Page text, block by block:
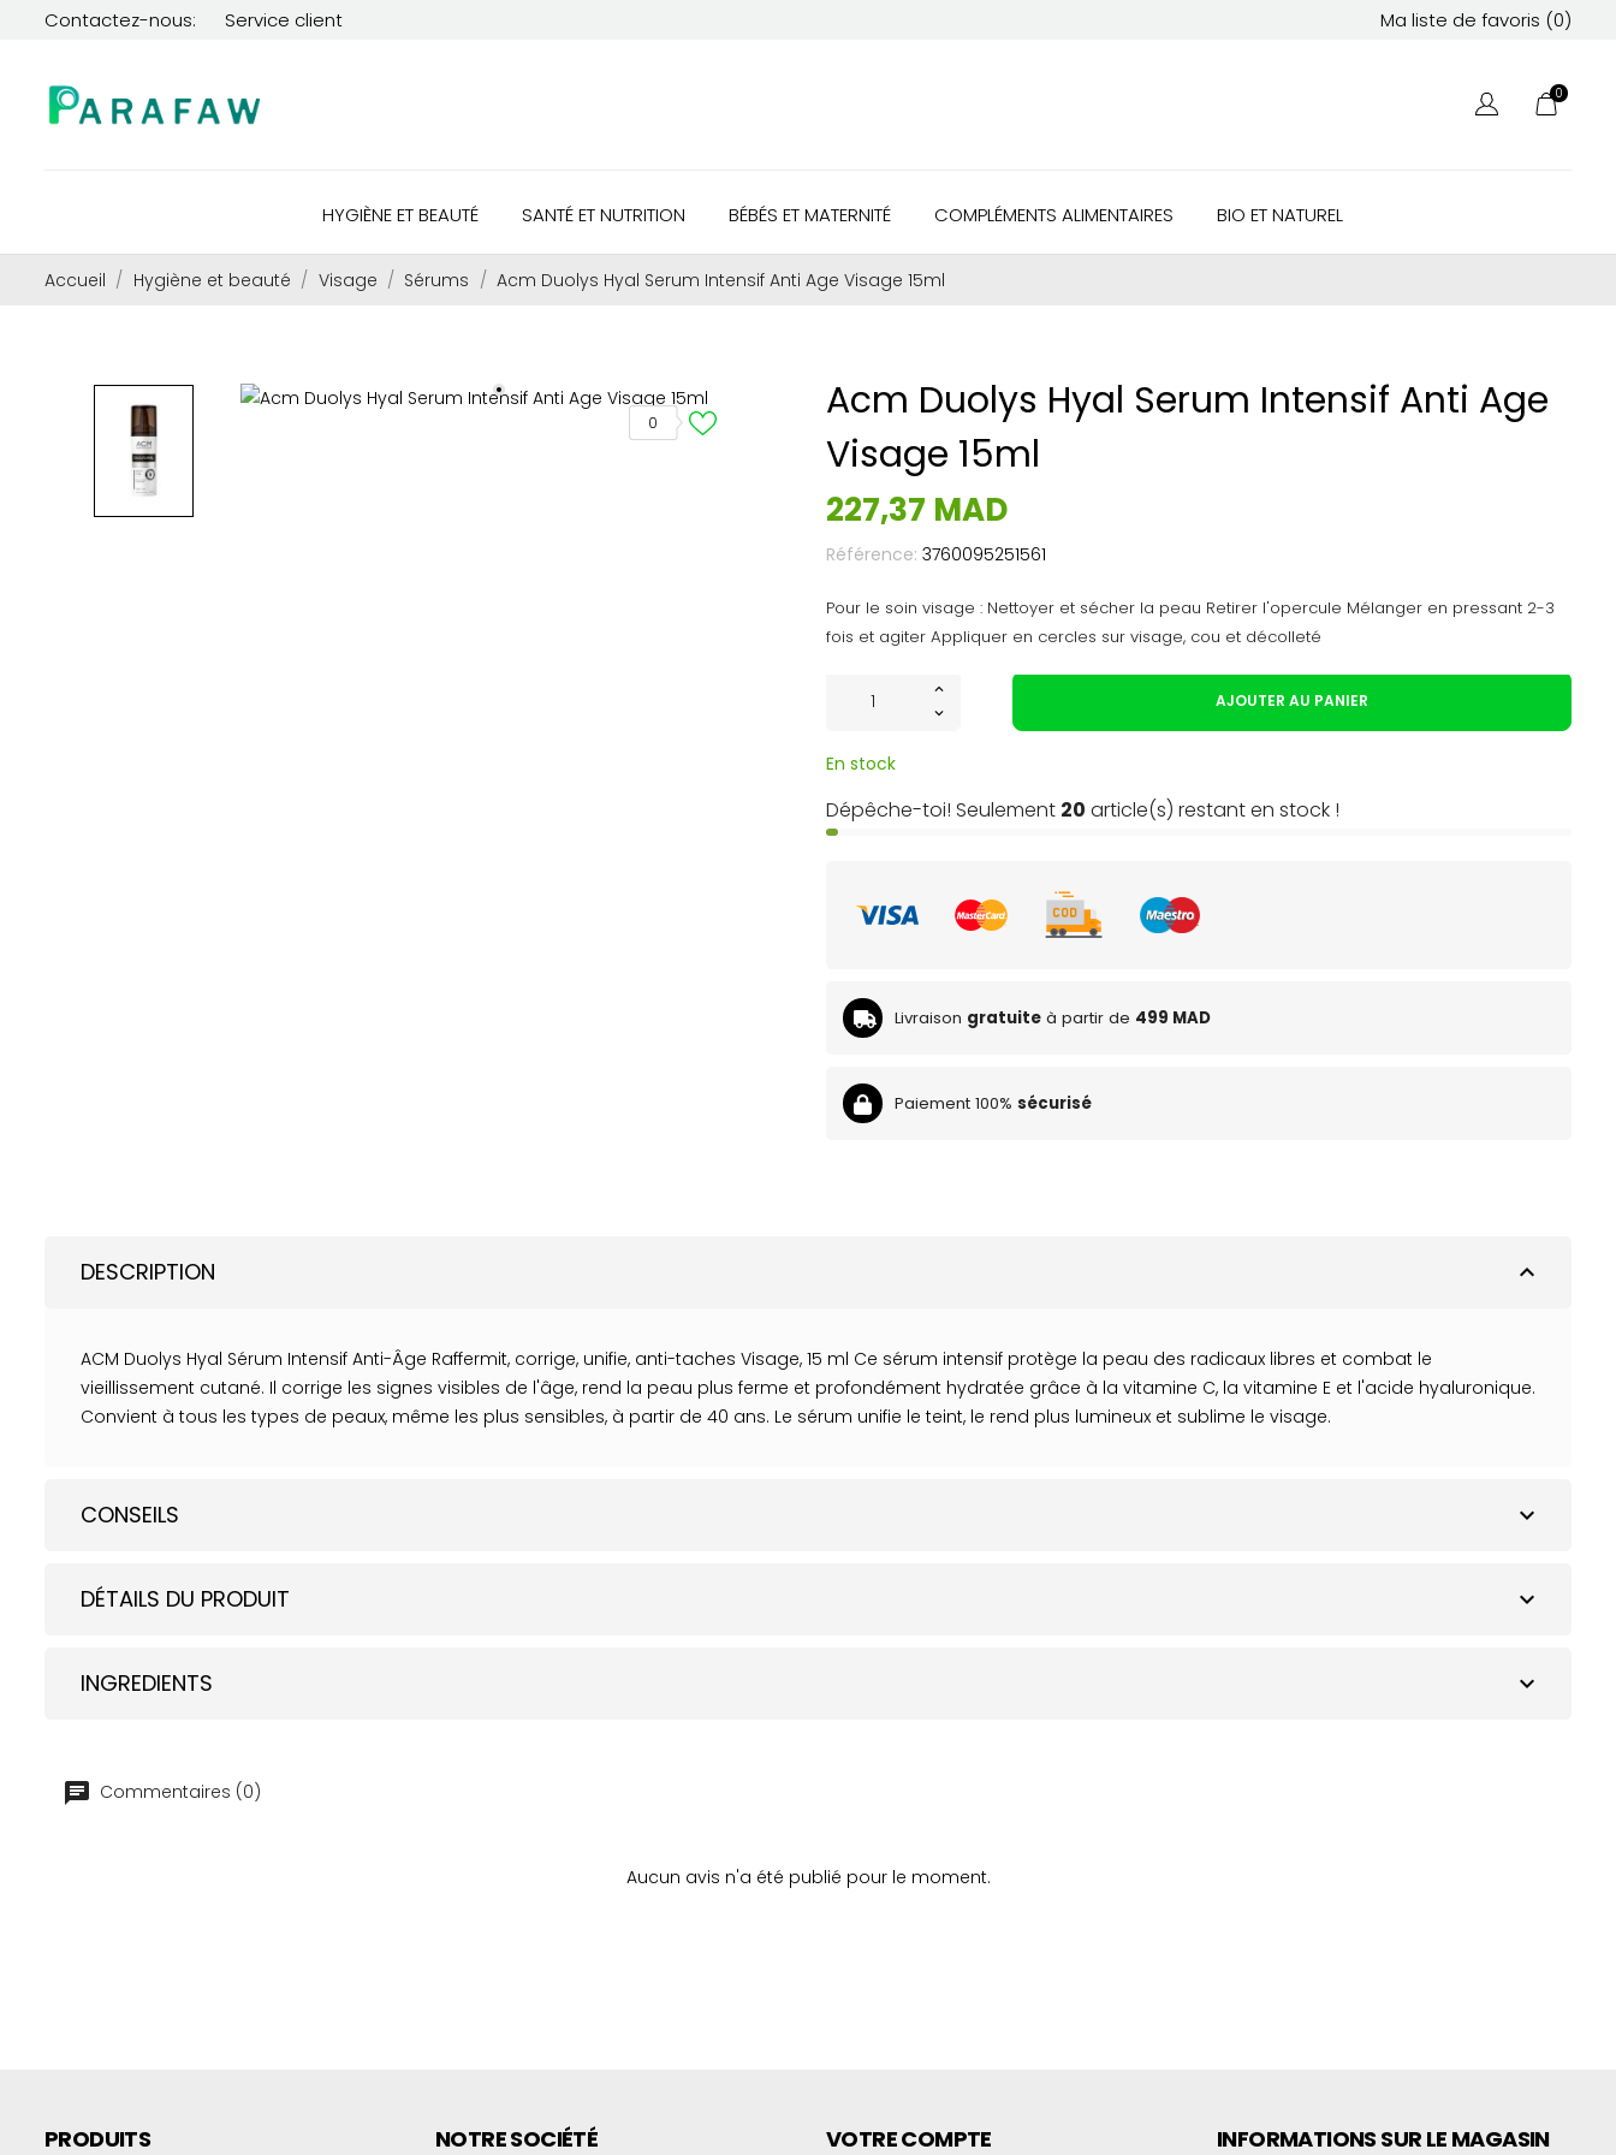
Contactez-nous: Service client Ma liste de favoris (0)
0
HYGIÈNE ET BEAUTÉ SANTÉ ET NUTRITION BÉBÉS ET MATERNITÉ COMPLÉMENTS ALIMENTAIRES BIO ET NATUREL
Accueil Hygiène et beauté Visage Sérums Acm Duolys Hyal Serum Intensif Anti Age Visage 15ml
0
Acm Duolys Hyal Serum Intensif Anti Age
Visage 15ml
227,37 MAD
Référence: 3760095251561
Pour le soin visage : Nettoyer et sécher la peau Retirer l'opercule Mélanger en pressant 2-3
fois et agiter Appliquer en cercles sur visage, cou et décolleté
AJOUTER AU PANIER
En stock
Dépêche-toi! Seulement 20 article(s) restant en stock !
Livraison gratuite à partir de 499 MAD
Paiement 100% sécurisé
expand_less
DESCRIPTION
ACM Duolys Hyal Sérum Intensif Anti-Âge Raffermit, corrige, unifie, anti-taches Visage, 15 ml Ce sérum intensif protège la peau des radicaux libres et combat le
vieillissement cutané. Il corrige les signes visibles de l'âge, rend la peau plus ferme et profondément hydratée grâce à la vitamine C, la vitamine E et l'acide hyaluronique.
Convient à tous les types de peaux, même les plus sensibles, à partir de 40 ans. Le sérum unifie le teint, le rend plus lumineux et sublime le visage.
expand_more
CONSEILS
expand_more
DÉTAILS DU PRODUIT
expand_more
INGREDIENTS
Commentaires (0)
Aucun avis n'a été publié pour le moment.
PRODUITS NOTRE SOCIÉTÉ VOTRE COMPTE INFORMATIONS SUR LE MAGASIN